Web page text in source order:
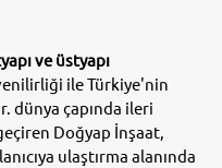
ve üstyapı
ile Türkiye'nin
dünya çapında ileri
Doğyap İnşaat,
ulaştırma alanında